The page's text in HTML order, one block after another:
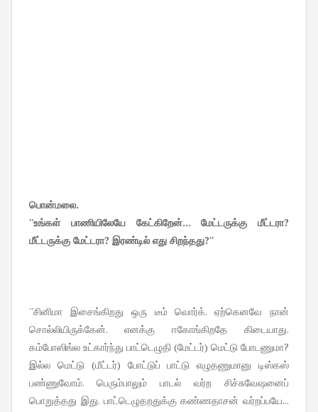
பொன்மலை.
''உங்கள் பாணியிலேயே கேட்கிறேன்... மேட்டருக்கு மீட்டரா?
மீட்டருக்கு மேட்டரா? இரண்டில் எது சிறந்தது?''
''சினிமா இசைங்கிறது ஒரு டீம் வொர்க். ஏற்கெனவே நான்
சொல்லியிருக்கேன். எனக்கு ஈகோங்கிறதே கிடையாது.
கம்போஸிங்ல உட்கார்ந்து பாட்டெழுதி (மேட்டர்) மெட்டு போடணுமா?
இல்ல மெட்டு (மீட்டர்) போட்டுப் பாட்டு எழுதணுமானு டிஸ்கஸ்
பண்ணுவோம். பெரும்பாலும் பாடல் வர்ற சிச்சுவேஷனைப்
பொறுத்தது இது. பாட்டெழுதறதுக்கு கண்ணதாசன் வர்றப்பயே...